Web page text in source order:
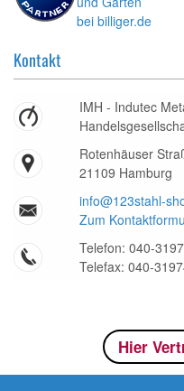
Kontakt
IMH - Indutec
Rotenhäuser
21109 Hamburg
info@123stahl-
Zum
Telefon: 040-
Telefax: 040-
Hier